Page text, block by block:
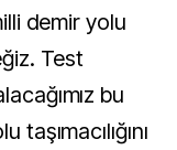
demir yolu
Test
bu